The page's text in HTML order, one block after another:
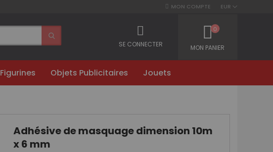
EUR
MON COMPTE
MON PANIER
0
SE CONNECTER
Figurines Objets Publicitaires Jouets
Adhésive de masquage dimension 10m
x 6 mm